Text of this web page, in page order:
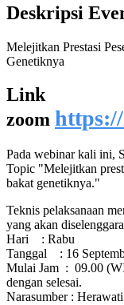
Deskripsi
Melejitkan Prestasi
Genetiknya
Link
zoom https://
Pada webinar kali ini,
Topic "Melejitkan
bakat genetiknya."
Teknis pelaksanaan
yang akan
Hari
: Rabu
Tanggal : 16
Mulai Jam : 09.00
dengan selesai.
Narasumber :